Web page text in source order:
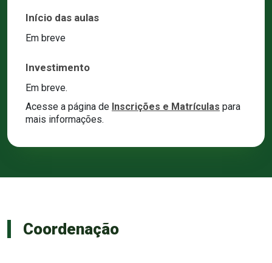
Início das aulas
Em breve
Investimento
Em breve.
Acesse a página de Inscrições e Matrículas para
mais informações.
Coordenação